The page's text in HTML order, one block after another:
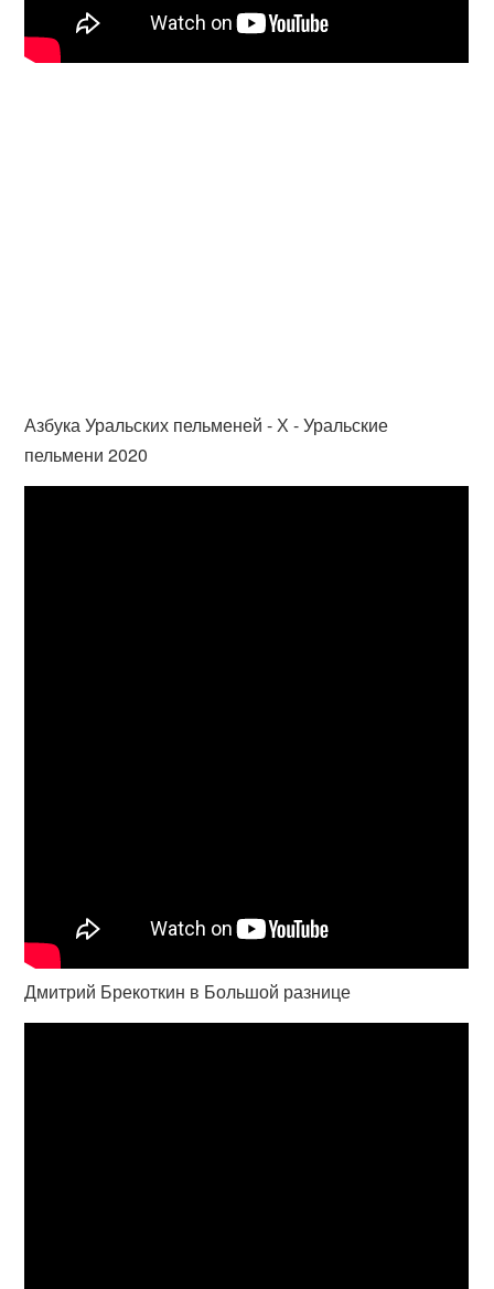
Азбука Уральских пельменей - Х - Уральские
пельмени 2020
Дмитрий Брекоткин в Большой разнице